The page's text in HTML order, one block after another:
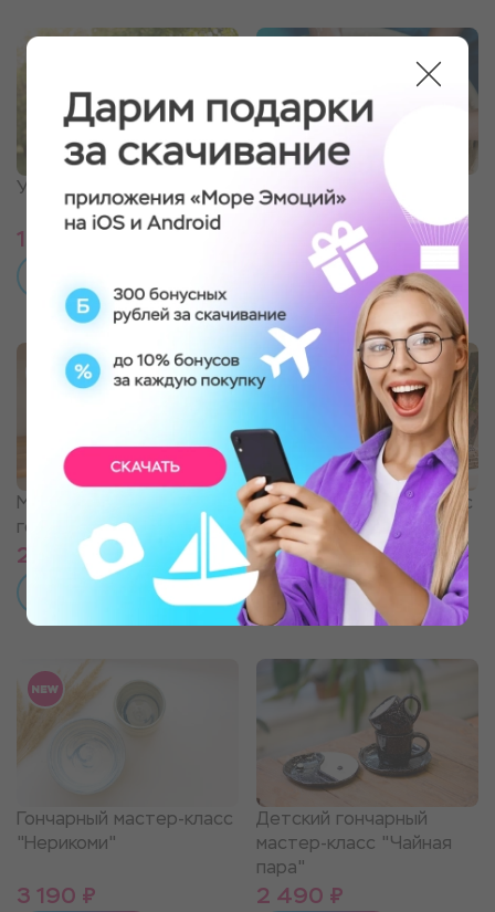
Урок верховой езды
1 190 ₽
Свидание в гончарной
мастерской
6 990 ₽
ПОДРОБНЕЕ
Мастер-класс за
гончарным кругом
2 890 ₽
Гончарный мастер-класс
"Леплю что хочу"
2 490 ₽
ПОДРОБНЕЕ
Гончарный мастер-класс
"Нерикоми"
3 190 ₽
Детский гончарный
мастер-класс "Чайная
пара"
2 490 ₽